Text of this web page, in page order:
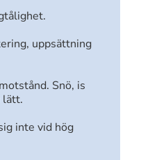
uppsättning
Snö, is
lätt.
inte vid hög